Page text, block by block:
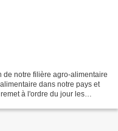
de notre filière agro-alimentaire
dans notre pays et
à l'ordre du jour les